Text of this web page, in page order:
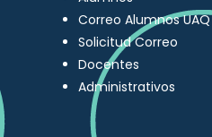
Correo Alumnos UAQ
Solicitud Correo
Docentes
Administrativos